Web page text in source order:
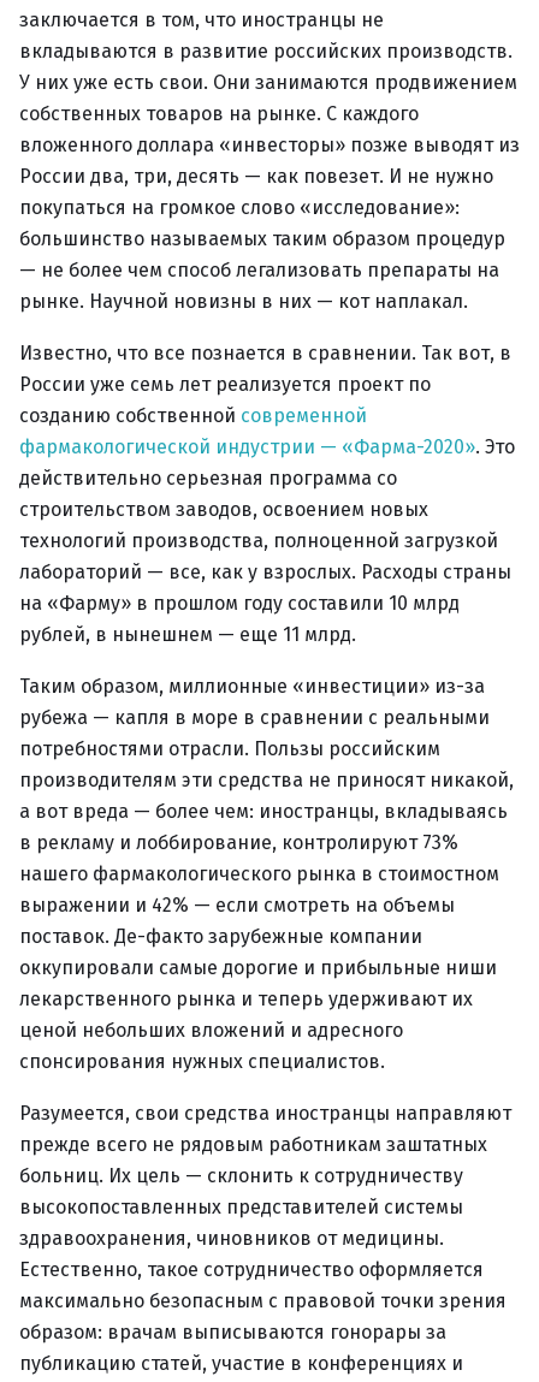
заключается в том, что иностранцы не
вкладываются в развитие российских производств.
У них уже есть свои. Они занимаются продвижением
собственных товаров на рынке. С каждого
вложенного доллара «инвесторы» позже выводят из
России два, три, десять — как повезет. И не нужно
покупаться на громкое слово «исследование»:
большинство называемых таким образом процедур
— не более чем способ легализовать препараты на
рынке. Научной новизны в них — кот наплакал.
Известно, что все познается в сравнении. Так вот, в
России уже семь лет реализуется проект по
созданию собственной современной
фармакологической индустрии — «Фарма-2020». Это
действительно серьезная программа со
строительством заводов, освоением новых
технологий производства, полноценной загрузкой
лабораторий — все, как у взрослых. Расходы страны
на «Фарму» в прошлом году составили 10 млрд
рублей, в нынешнем — еще 11 млрд.
Таким образом, миллионные «инвестиции» из-за
рубежа — капля в море в сравнении с реальными
потребностями отрасли. Пользы российским
производителям эти средства не приносят никакой,
а вот вреда — более чем: иностранцы, вкладываясь
в рекламу и лоббирование, контролируют 73%
нашего фармакологического рынка в стоимостном
выражении и 42% — если смотреть на объемы
поставок. Де-факто зарубежные компании
оккупировали самые дорогие и прибыльные ниши
лекарственного рынка и теперь удерживают их
ценой небольших вложений и адресного
спонсирования нужных специалистов.
Разумеется, свои средства иностранцы направляют
прежде всего не рядовым работникам заштатных
больниц. Их цель — склонить к сотрудничеству
высокопоставленных представителей системы
здравоохранения, чиновников от медицины.
Естественно, такое сотрудничество оформляется
максимально безопасным с правовой точки зрения
образом: врачам выписываются гонорары за
публикацию статей, участие в конференциях и